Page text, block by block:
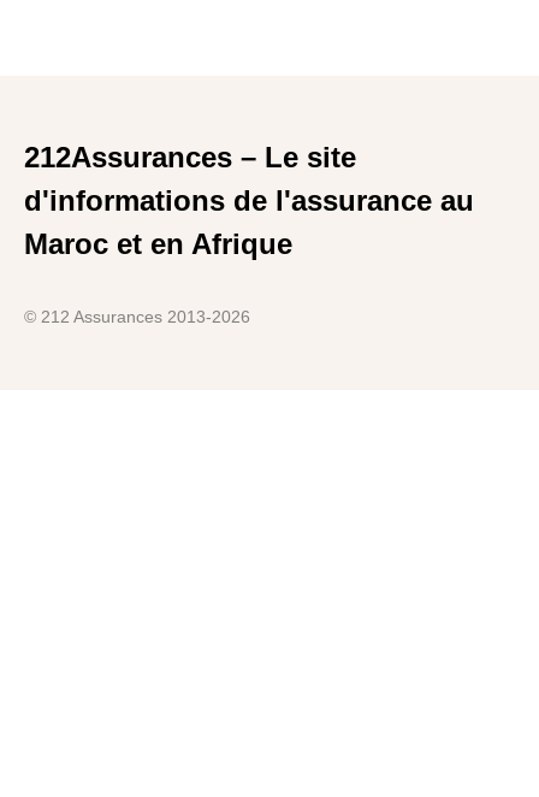
212Assurances – Le site
d'informations de l'assurance au
Maroc et en Afrique
© 212 Assurances 2013-2026